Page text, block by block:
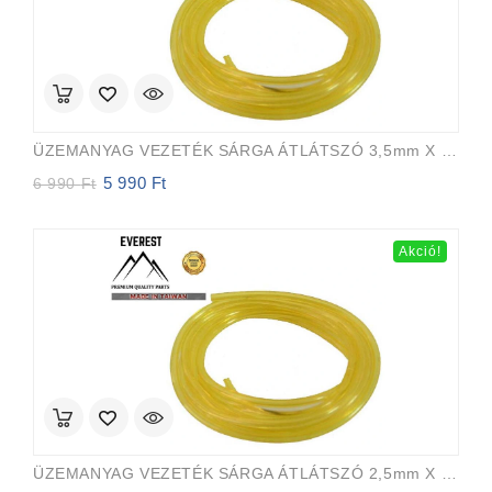
6 990Ft Original
990 Ft.
5 990 Ft
990 Ft.
Akció!
ÜZEMANYAG VEZETÉK SÁRGA ÁTLÁTSZÓ 2,5mm X 5,0mm 15m EVEREST PRO